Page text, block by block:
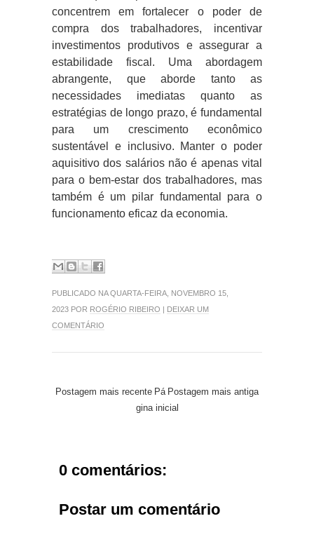
concentrem em fortalecer o poder de
compra dos trabalhadores, incentivar
investimentos produtivos e assegurar a
estabilidade fiscal. Uma abordagem
abrangente, que aborde tanto as
necessidades imediatas quanto as
estratégias de longo prazo, é fundamental
para um crescimento econômico
sustentável e inclusivo. Manter o poder
aquisitivo dos salários não é apenas vital
para o bem-estar dos trabalhadores, mas
também é um pilar fundamental para o
funcionamento eficaz da economia.
PUBLICADO NA QUARTA-FEIRA, NOVEMBRO 15,
2023 POR ROGÉRIO RIBEIRO | DEIXAR UM
COMENTÁRIO
Postagem mais recente Postagem mais antiga
Pá
gina inicial
0 comentários:
Postar um comentário